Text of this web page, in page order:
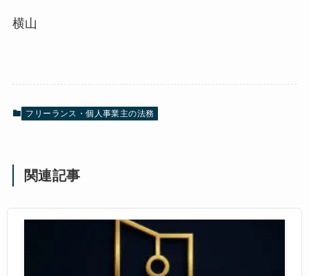
横山
フリーランス・個人事業主の法務
関連記事